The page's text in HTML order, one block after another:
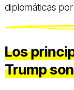
diplomáticas
Los
Trump